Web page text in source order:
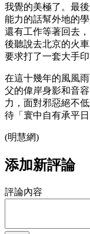
我覺的美極了。最
能力的話幫外地的
還有工作等著回去
後聽說去北京的火
要求打了一套大手印
在這十幾年的風風
父的偉岸身影和音
力，面對邪惡絕不
待「寰中自有承平
(明慧網)
添加新評論
評論內容